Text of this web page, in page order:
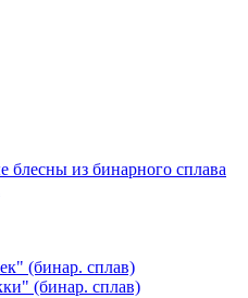
блесны из бинарного сплава
(бинар. сплав)
(бинар. сплав)